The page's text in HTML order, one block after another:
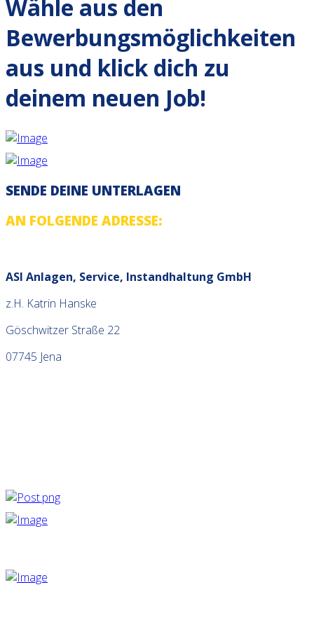
Wähle aus den
Bewerbungs­möglichkeiten
aus und klick dich zu
deinem neuen Job!
SENDE DEINE UNTERLAGEN
AN FOLGENDE ADRESSE:
ASI Anlagen, Service, Instandhaltung GmbH
z.H. Katrin Hanske
Göschwitzer Straße 22
07745 Jena